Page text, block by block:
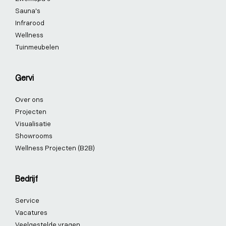
Sauna's
Infrarood
Wellness
Tuinmeubelen
Gervi
Over ons
Projecten
Visualisatie
Showrooms
Wellness Projecten (B2B)
Bedrijf
Service
Vacatures